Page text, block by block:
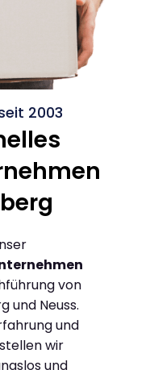
2003
von
und Neuss.
und
wir
und